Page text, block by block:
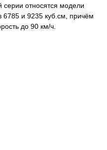
серии относятся модели
6785 и 9235 куб.см, причём
до 90 км/ч.